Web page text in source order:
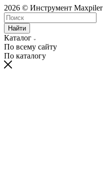
2026 © Инструмент Maxpiler
Найти
Каталог
По всему сайту
По каталогу